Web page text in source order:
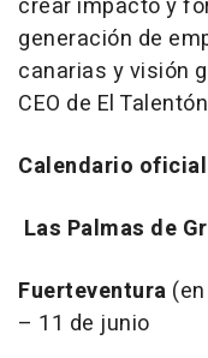
crear impacto y
generación de
canarias y visión
CEO de El
Calendario
Las Palmas de
Fuerteventura
– 11 de junio